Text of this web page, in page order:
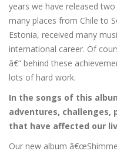
years we have released
many places from Chile to
Estonia, received many
international career. Of
â€“ behind these
lots of hard work.
In the songs of this
adventures, challenges,
that have affected our
Our new album